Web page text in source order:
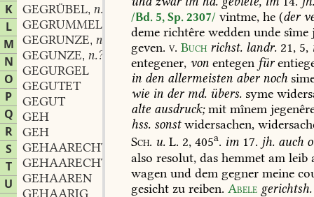
K
L
M
N
O
P
Q
R
S
T
U
GEGRÜBEL, n.
GEGRUMMEL
GEGRUNZE, n.
GEGUNZE, n.?
GEGURGEL
GEGUTET
GEGUT
GEH
GEH
GEHAARECHT
GEHAARECHTIG
GEHAAREN
GEHAARIG
/Bd. 5, Sp. 2307/ vintme, he (der
deme richtêre wedden unde sîme
geven. v. Buch richst. landr. 21, 5,
entegener, von entegen für
in den allermeisten abernoch
wie in dermd. übers. syme
alte ausdruck;mit mînem
hss. sonstwidersachen,
Sch. u. L. 2, 405a. im 17. jh. auch
also resolut, das hemmet am leib
wagen und dem gegner meine
gesicht zu reiben. Abele gerichtsh.